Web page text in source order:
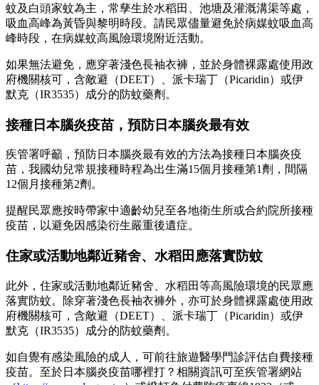
蚊及白頭家蚊為主，常孳生於水稻田、池塘及灌溉溝渠等處，
吸血高峰為黃昏與黎明時段。請民眾儘量避免於病媒蚊吸血高
峰時段，在病媒蚊高風險環境附近活動。
如果無法避免，應穿著淺色長袖衣褲，並於身體裸露處使用政
府機關核可，含敵避（DEET）、派卡瑞丁（Picaridin）或伊
默克（IR3535）成分的防蚊藥劑。
接種日本腦炎疫苗，預防日本腦炎最有效
疾管署呼籲，預防日本腦炎最有效的方法為接種日本腦炎疫
苗，我國幼兒常規接種時程為出生滿15個月接種第1劑，間隔
12個月接種第2劑。
提醒民眾應按時帶家中適齡幼兒至各地衛生所或合約院所接種
疫苗，以避免因感染衍生嚴重後遺症。
住家或活動地鄰近豬舍、水稻田應落實防蚊
此外，住家或活動地鄰近豬舍、水稻田等高風險環境的民眾應
落實防蚊。除穿著淺色長袖衣褲外，亦可於身體裸露處使用政
府機關核可，含敵避（DEET）、派卡瑞丁（Picaridin）或伊
默克（IR3535）成分的防蚊藥劑。
如自覺有感染風險的成人，可前往旅遊醫學門診評估自費接種
疫苗。至於日本腦炎疫苗哪裡打？相關資訊可至疾管署網站